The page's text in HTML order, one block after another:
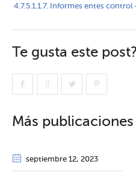
4.7.5.1.1.7. Informes entes
Te gusta este post?
Más publicaciones
septiembre 12, 2023